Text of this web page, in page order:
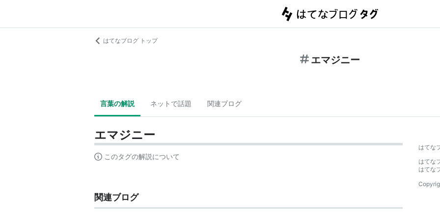
はてなブログ トップ
エマジニー
言葉の解説 ネットで話題 関連ブログ
エマジニー
このタグの解説について
関連ブログ
はてな
はてな
はてな